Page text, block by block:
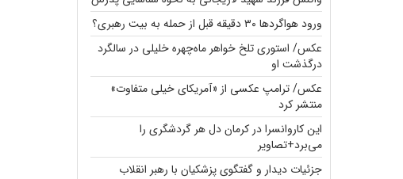
ورود هواگردها ۳۰ دقیقه قبل از حمله به بیت رهبری؟
عکس/ استوری تلخ خواهر ماه‌چهره خلیلی در سالگرد
درگذشت او
عکس/ ترامپ عکسی از «آمریکای خیلی متفاوت»
منتشر کرد
این کاروانسرا در کرمان دل هر گردشگری را
می‌برد+تصاویر
جزئیات دیدار و گفتگوی پزشکیان با رهبر انقلاب